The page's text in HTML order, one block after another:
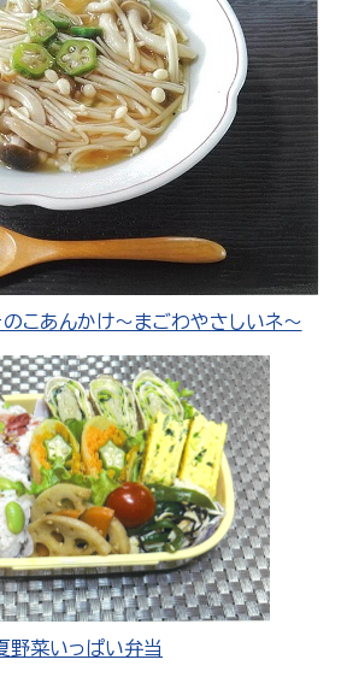
こあんかけ～まごわやさしいネ～
野菜いっぱい弁当